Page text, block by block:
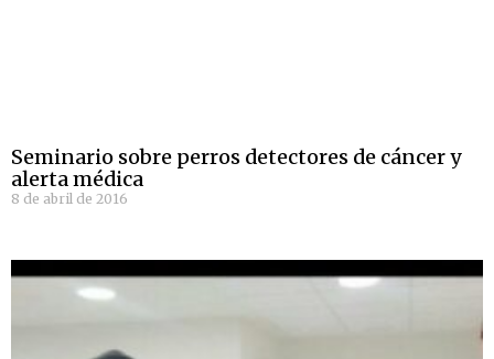
Seminario sobre perros detectores de cáncer y
alerta médica
8 de abril de 2016